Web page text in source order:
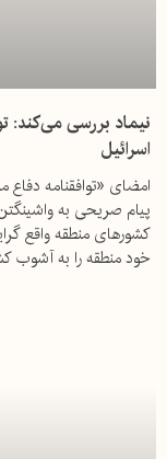
نیماد بررسی می‌کند:
اسرائیل
امضای «توافقنامه
پیام صریحی به
کشورهای منطقه واقع
خود منطقه را به آشوب